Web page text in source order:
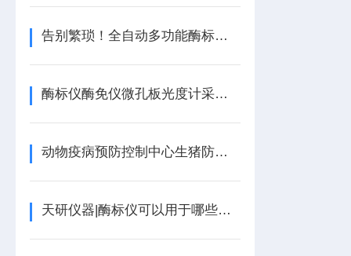
告别繁琐！全自动多功能酶标仪，多功能协同，让检测快人一步
酶标仪酶免仪微孔板光度计采用单波长和双波长测试模式
动物疫病预防控制中心生猪防疫诊断仪器设备购置清单
天研仪器|酶标仪可以用于哪些场所